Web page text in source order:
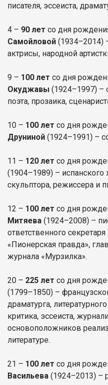
писателя, эссеиста,
4 – 90 лет со дня
Самойловой (1934–2014)
актрисы, народной
9 – 100 лет со дня
Окуджавы (1924–1997) –
поэта, прозаика,
10 – 100 лет со дня
Друниной (1924–1991) –
11 – 120 лет со дня
(1904–1989) –
скульптора, режиссера и
12 – 100 лет со дня
Митяева (1924–2008) –
ответственного
«Пионерская правда»,
журнала «Мурзилка».
20 – 225 лет со дня
(1799–1850) –
драматурга,
критика, эссеиста,
основоположников
литературе.
21 – 100 лет со дня
Васильева (1924–2013) –